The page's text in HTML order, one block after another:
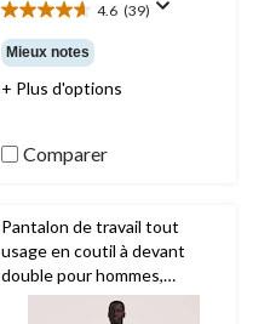
4.6 (39)
4.6
étoile(s)
sur
5.
Mieux notes
+ Plus d'options
Comparer
Pantalon de travail tout
usage en coutil à devant
double pour hommes,
Dakota Workpro Series